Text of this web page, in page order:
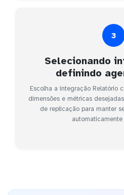
3
Selecionando
definindo
Escolha a integração Relatório
dimensões e métricas
de replicação para manter
automaticamente